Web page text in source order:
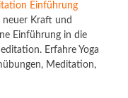
Einführung
neuer Kraft und
Einführung in die
Erfahre Yoga
Meditation,